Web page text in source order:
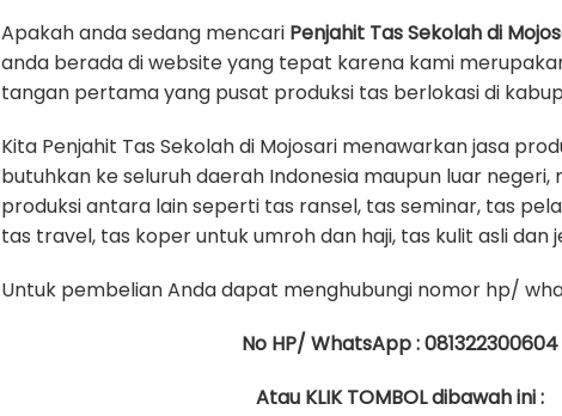
Apakah anda sedang mencari Penjahit Tas Sekolah di
anda berada di website yang tepat karena kami
tangan pertama yang pusat produksi tas berlokasi di
Kita Penjahit Tas Sekolah di Mojosari menawarkan jasa
butuhkan ke seluruh daerah Indonesia maupun luar negeri,
produksi antara lain seperti tas ransel, tas seminar, tas
tas travel, tas koper untuk umroh dan haji, tas kulit asli dan
Untuk pembelian Anda dapat menghubungi nomor hp/
No HP/ WhatsApp : 081322300604
Atau KLIK TOMBOL dibawah ini :